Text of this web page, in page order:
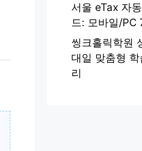
서울 eTax 자
드: 모바일/PC
씽크홀릭학원
대일 맞춤형
리